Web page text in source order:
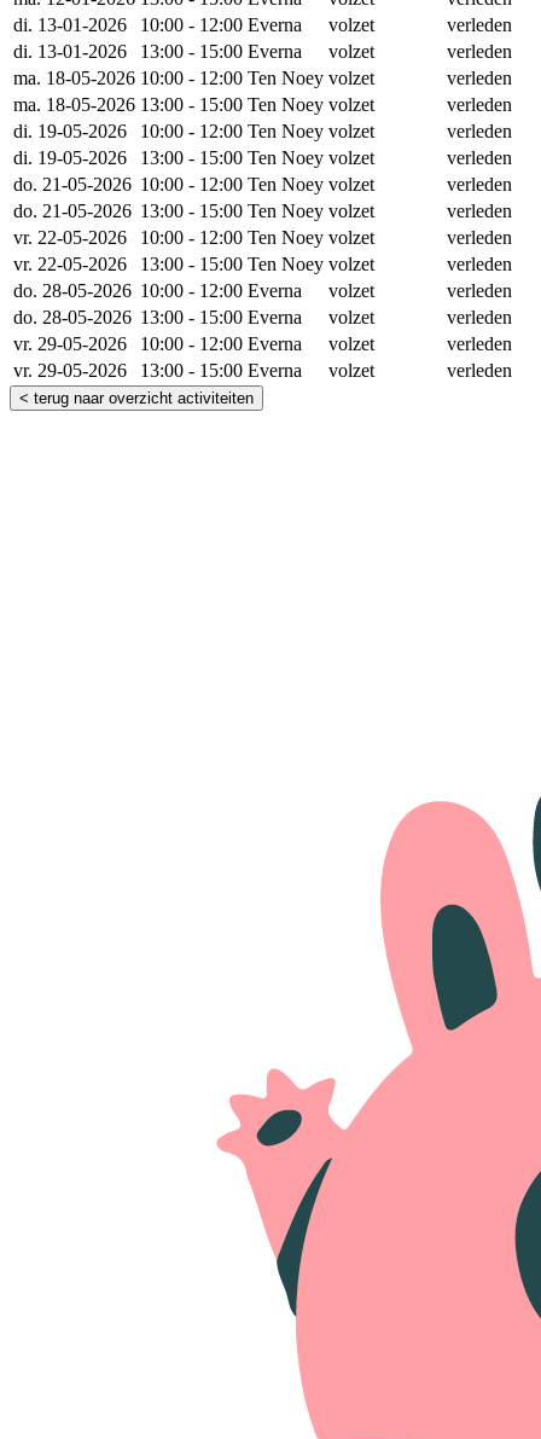
di. 13-01-2026
10:00 - 12:00 Everna volzet
verleden
di. 13-01-2026
13:00 - 15:00 Everna volzet
verleden
ma. 18-05-2026 10:00 - 12:00 Ten Noey volzet
verleden
ma. 18-05-2026 13:00 - 15:00 Ten Noey volzet
verleden
di. 19-05-2026
10:00 - 12:00 Ten Noey volzet
verleden
di. 19-05-2026
13:00 - 15:00 Ten Noey volzet
verleden
do. 21-05-2026 10:00 - 12:00 Ten Noey volzet
verleden
do. 21-05-2026 13:00 - 15:00 Ten Noey volzet
verleden
vr. 22-05-2026
10:00 - 12:00 Ten Noey volzet
verleden
vr. 22-05-2026
13:00 - 15:00 Ten Noey volzet
verleden
do. 28-05-2026 10:00 - 12:00 Everna volzet
verleden
do. 28-05-2026 13:00 - 15:00 Everna volzet
verleden
vr. 29-05-2026
10:00 - 12:00 Everna volzet
verleden
vr. 29-05-2026
13:00 - 15:00 Everna volzet verleden
< terug naar overzicht activiteiten